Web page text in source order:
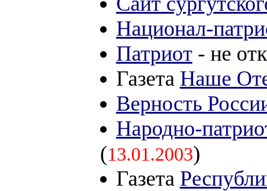
Национал-
Патриот- не
Газета Наше
Верность
Народно-
(13.01.2003)
Газета